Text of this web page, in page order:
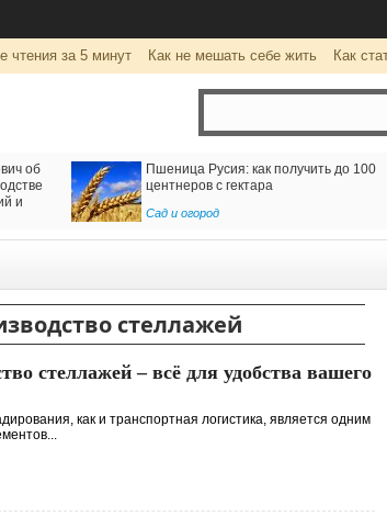
чтения за 5 минут Как не мешать себе жить Как
об
и
Пшеница Русия: как получить до 100
центнеров с гектара
Сад и огород
стеллажей
стеллажей – всё для удобства вашего
как и транспортная логистика, является одним